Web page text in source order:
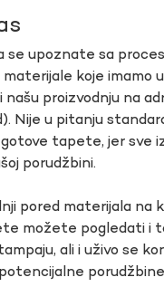
se upoznate sa
koje imamo
proizvodnju na
Nije u pitanju
tapete, jer sve
porudžbini.
pored materijala na
možete pogledati i
ali i uživo se